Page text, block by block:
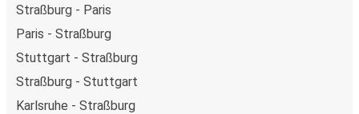
Straßburg - Paris
Paris - Straßburg
Stuttgart - Straßburg
Straßburg - Stuttgart
Karlsruhe - Straßburg